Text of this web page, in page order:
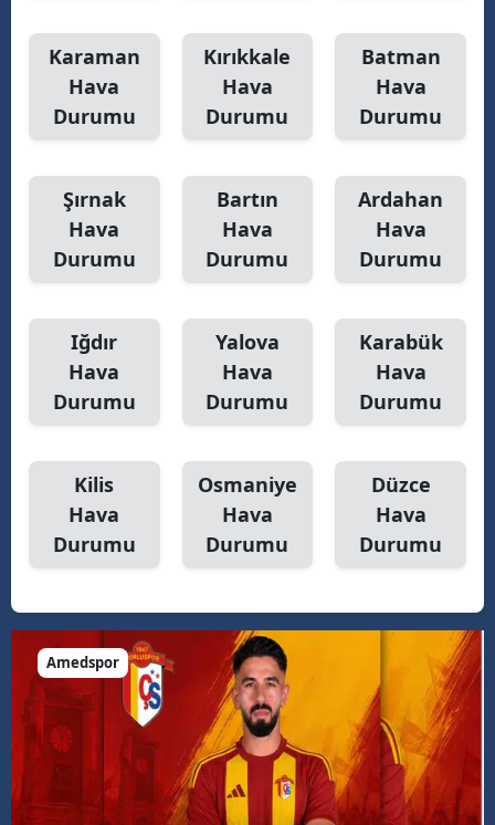
Karaman
Hava
Durumu
Kırıkkale
Hava
Durumu
Batman
Hava
Durumu
Şırnak
Hava
Durumu
Bartın
Hava
Durumu
Ardahan
Hava
Durumu
Iğdır
Hava
Durumu
Yalova
Hava
Durumu
Karabük
Hava
Durumu
Kilis
Hava
Durumu
Osmaniye
Hava
Durumu
Düzce
Hava
Durumu
Amedspor